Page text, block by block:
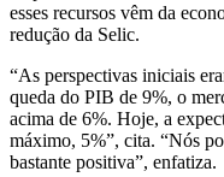
esses recursos vêm da
redução da Selic.
“As perspectivas iniciais
queda do PIB de 9%, o
acima de 6%. Hoje, a
máximo, 5%”, cita. “Nós
bastante positiva”, enfatiza.